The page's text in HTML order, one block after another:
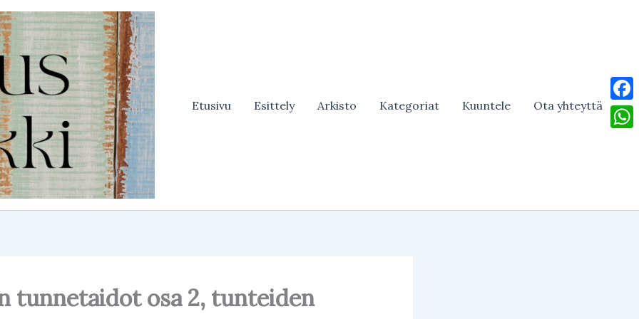
Etusivu Esittely Arkisto Kategoriat Kuuntele Ota yhteyttä
tunnetaidot osa 2, tunteiden